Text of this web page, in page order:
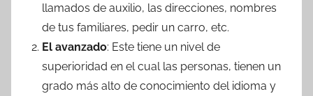
llamados de auxilio, las direcciones, nombres
de tus familiares, pedir un carro, etc.
El avanzado: Este tiene un nivel de
superioridad en el cual las personas, tienen un
grado más alto de conocimiento del idioma y